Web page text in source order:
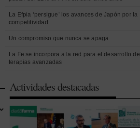
La Efpia ‘persigue’ los avances de Japón por la
competitividad
Un compromiso que nunca se apaga
La Fe se incorpora a la red para el desarrollo de
terapias avanzadas
Actividades destacadas